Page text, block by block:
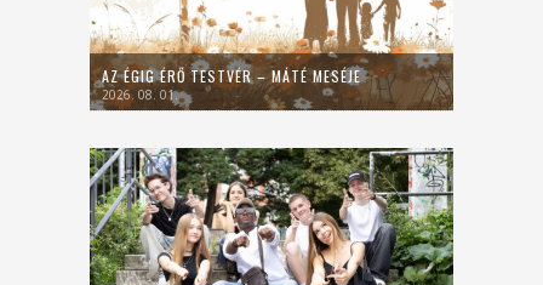
AZ ÉGIG ÉRŐ TESTVÉR – MÁTÉ MESÉJE
2026. 08. 01.